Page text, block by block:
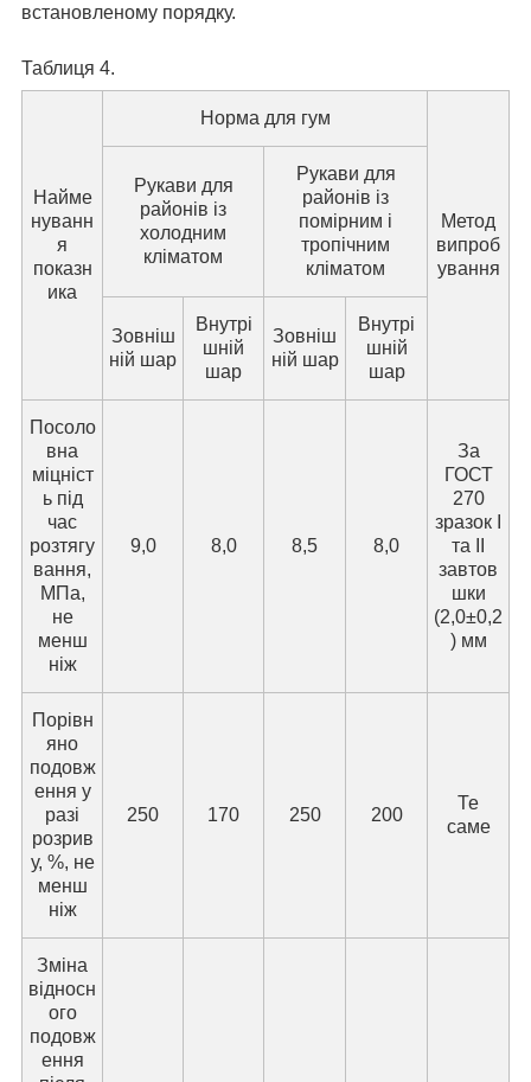
встановленому порядку.
Таблиця 4.
Найме
нуванн
я
показн
ика
Норма для гум
Метод
випроб
ування
Рукави для
районів із
холодним
кліматом
Рукави для
районів із
помірним і
тропічним
кліматом
Зовніш
ній шар
Внутрі
шній
шар
Зовніш
ній шар
Внутрі
шній
шар
Посоло
вна
міцніст
ь під
час
розтягу
вання,
МПа,
не
менш
ніж
9,0 8,0 8,5 8,0
За
ГОСТ
270
зразок I
та II
завтов
шки
(2,0±0,2
) мм
Порівн
яно
подовж
ення у
разі
розрив
у, %, не
менш
ніж
250 170 250 200
Те
саме
Зміна
відносн
ого
подовж
ення